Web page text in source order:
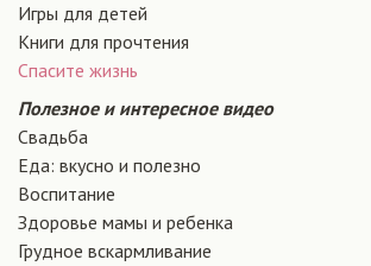
Игры для детей
Книги для прочтения
Спасите жизнь
Полезное и интересное видео
Свадьба
Еда: вкусно и полезно
Воспитание
Здоровье мамы и ребенка
Грудное вскармливание